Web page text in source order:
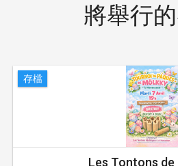
將舉行
存檔
Les Tontons de